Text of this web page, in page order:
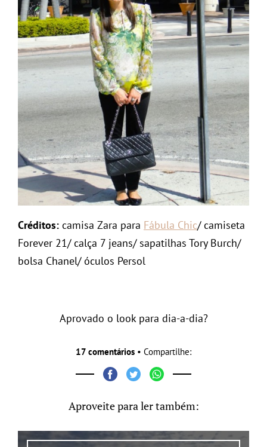
Créditos: camisa Zara para Fábula Chic/ camiseta
Forever 21/ calça 7 jeans/ sapatilhas Tory Burch/
bolsa Chanel/ óculos Persol
Aprovado o look para dia-a-dia?
17 comentários • Compartilhe:
Aproveite para ler também: